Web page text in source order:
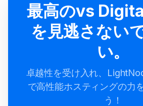
最高のvs
を見逃さない
い。
卓越性を受け入れ、
で高性能ホスティングの力
う！